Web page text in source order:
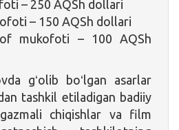
– 250 AQSh dollari
– 150 AQSh dollari
mukofoti – 100 AQSh
gʻolib boʻlgan asarlar
tashkil etiladigan badiiy
chiqishlar va film